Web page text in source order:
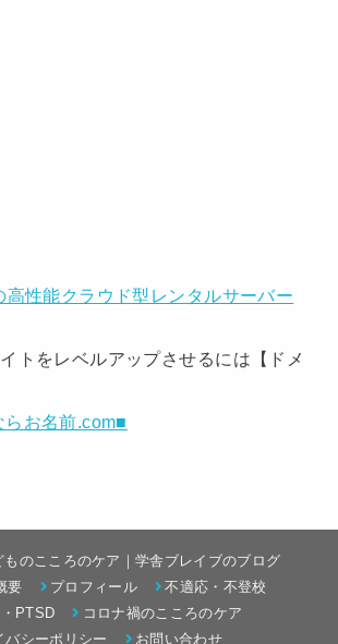
高性能クラウド型レンタルサーバー
トをレベルアップさせるには【ドメ
お名前.com■
ものこころのケア｜学舎ブレイブのブログ
要
プロフィール
不適応・不登校
PTSD
コロナ禍のこころのケア
バシーポリシー
お問い合わせ